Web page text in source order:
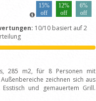
15%
off
12%
off
6%
off
10/10 basiert auf 2
285 m2, für 8 Personen mit
zeichnen sich aus
und gemauertem Grill.